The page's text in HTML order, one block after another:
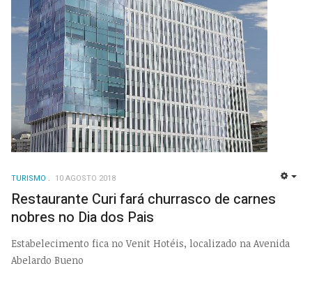
TURISMO 10 AGOSTO 2018
Restaurante Curi fará churrasco de carnes
nobres no Dia dos Pais
Estabelecimento fica no Venit Hotéis, localizado na Avenida
Abelardo Bueno